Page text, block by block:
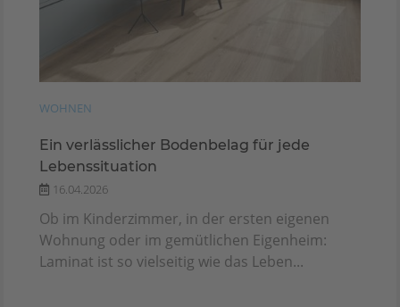
WOHNEN
Ein verlässlicher Bodenbelag für jede
Lebenssituation
16.04.2026
Ob im Kinderzimmer, in der ersten eigenen
Wohnung oder im gemütlichen Eigenheim:
Laminat ist so vielseitig wie das Leben...